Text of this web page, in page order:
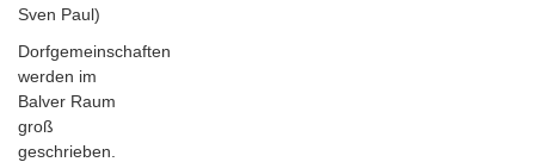
Sven Paul)
Dorfgemeinschaften
werden im
Balver Raum
groß
geschrieben.